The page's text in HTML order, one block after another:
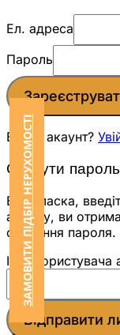
ЗАМОВИТИ ПІДБІР НЕРУХОМОСТІ
Ел. адреса
Пароль
Вже є акаунт?
Скинути пароль
Будь ласка,
адресу, ви
скидання пароля.
Ім'я користувача
Відправити